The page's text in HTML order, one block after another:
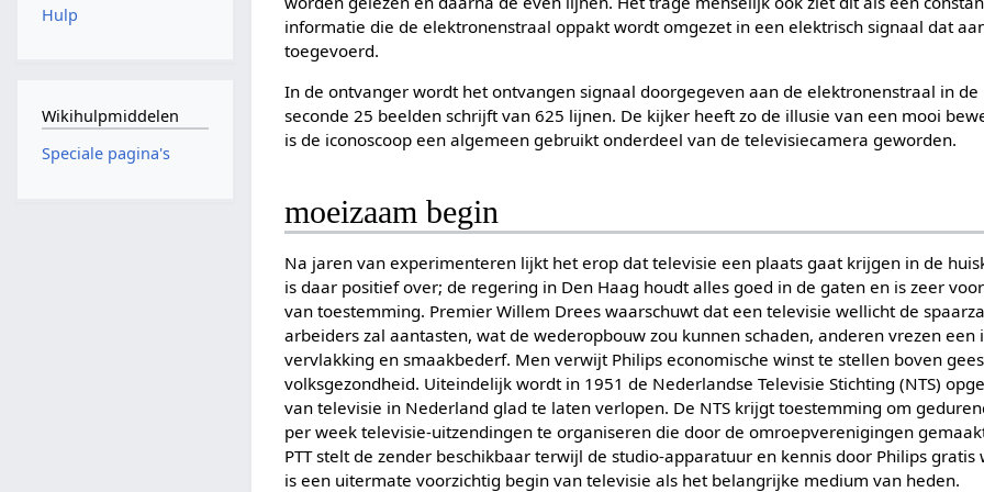
informatie die de elektronenstraal oppakt wordt omgezet in een elektrisch signaal dat
toegevoerd.
In de ontvanger wordt het ontvangen signaal doorgegeven aan de elektronenstraal in de
seconde 25 beelden schrijft van 625 lijnen. De kijker heeft zo de illusie van een mooi
is de iconoscoop een algemeen gebruikt onderdeel van de televisiecamera geworden.
moeizaam begin
Na jaren van experimenteren lijkt het erop dat televisie een plaats gaat krijgen in de
is daar positief over; de regering in Den Haag houdt alles goed in de gaten en is zeer
van toestemming. Premier Willem Drees waarschuwt dat een televisie wellicht de
arbeiders zal aantasten, wat de wederopbouw zou kunnen schaden, anderen vrezen een
vervlakking en smaakbederf. Men verwijt Philips economische winst te stellen boven
volksgezondheid. Uiteindelijk wordt in 1951 de Nederlandse Televisie Stichting (NTS)
van televisie in Nederland glad te laten verlopen. De NTS krijgt toestemming om
per week televisie-uitzendingen te organiseren die door de omroepverenigingen
PTT stelt de zender beschikbaar terwijl de studio-apparatuur en kennis door Philips
is een uitermate voorzichtig begin van televisie als het belangrijke medium van heden.
Hulp
Wikihulpmiddelen
Speciale pagina's